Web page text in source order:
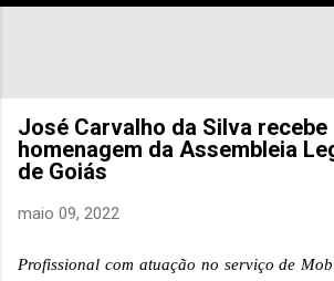
José Carvalho da Silva recebe
homenagem da Assembleia
de Goiás
maio 09, 2022
Profissional com atuação no serviço de